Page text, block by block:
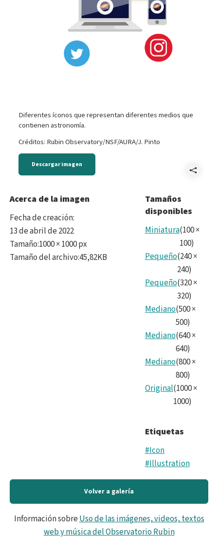
Diferentes íconos que representan diferentes medios que
contienen astronomía.
Créditos: Rubin Observatory/NSF/AURA/J. Pinto
Descargar imagen
Acerca de la imagen
Fecha de creación:
13 de abril de 2022
Tamaño:1000 × 1000 px
Tamaño del archivo:45,82KB
Tamaños
disponibles
Miniatura(100×
100)
Pequeño(240×
240)
Pequeño(320×
320)
Mediano(500×
500)
Mediano(640×
640)
Mediano(800×
800)
Original(1000×
1000)
Etiquetas
#Icon
#Illustration
Volver a galería
Información sobreUso de las imágenes, videos, textos
web y música del Observatorio Rubin